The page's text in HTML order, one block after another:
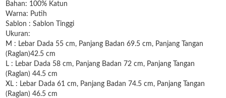
Bahan: 100% Katun
Warna: Putih
Sablon : Sablon Tinggi
Ukuran:
M : Lebar Dada 55 cm, Panjang Badan 69.5 cm, Panjang Tangan
(Raglan)42.5 cm
L : Lebar Dada 58 cm, Panjang Badan 72 cm, Panjang Tangan
(Raglan) 44.5 cm
XL : Lebar Dada 61 cm, Panjang Badan 74.5 cm, Panjang Tangan
(Raglan) 46.5 cm